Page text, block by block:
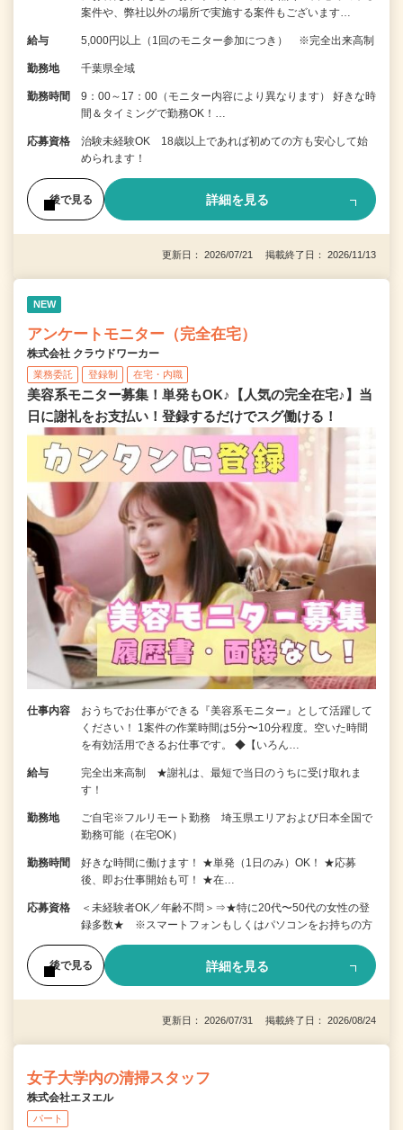
案件や、弊社以外の場所で実施する案件もございます…
給与 5,000円以上（1回のモニター参加につき） ※完全出来高制
勤務地 千葉県全域
勤務時間
9：00～17：00（モニター内容により異なります） 好きな時
間＆タイミングで勤務OK！…
応募資格
治験未経験OK 18歳以上であれば初めての方も安心して始
められます！
後で見る 詳細を見る
更新日： 2026/07/21 掲載終了日： 2026/11/13
NEW
アンケートモニター（完全在宅）
株式会社 クラウドワーカー
業務委託 登録制 在宅・内職
美容系モニター募集！単発もOK♪【人気の完全在宅♪】当
日に謝礼をお支払い！登録するだけでスグ働ける！
仕事内容
おうちでお仕事ができる『美容系モニター』として活躍して
ください！ 1案件の作業時間は5分〜10分程度。空いた時間
を有効活用できるお仕事です。 ◆【いろん…
給与
完全出来高制 ★謝礼は、最短で当日のうちに受け取れま
す！
勤務地
ご自宅※フルリモート勤務 埼玉県エリアおよび日本全国で
勤務可能（在宅OK）
勤務時間
好きな時間に働けます！ ★単発（1日のみ）OK！ ★応募
後、即お仕事開始も可！ ★在…
応募資格
＜未経験者OK／年齢不問＞⇒★特に20代〜50代の女性の登
録多数★ ※スマートフォンもしくはパソコンをお持ちの方
後で見る 詳細を見る
更新日： 2026/07/31 掲載終了日： 2026/08/24
女子大学内の清掃スタッフ
株式会社エヌエル
パート